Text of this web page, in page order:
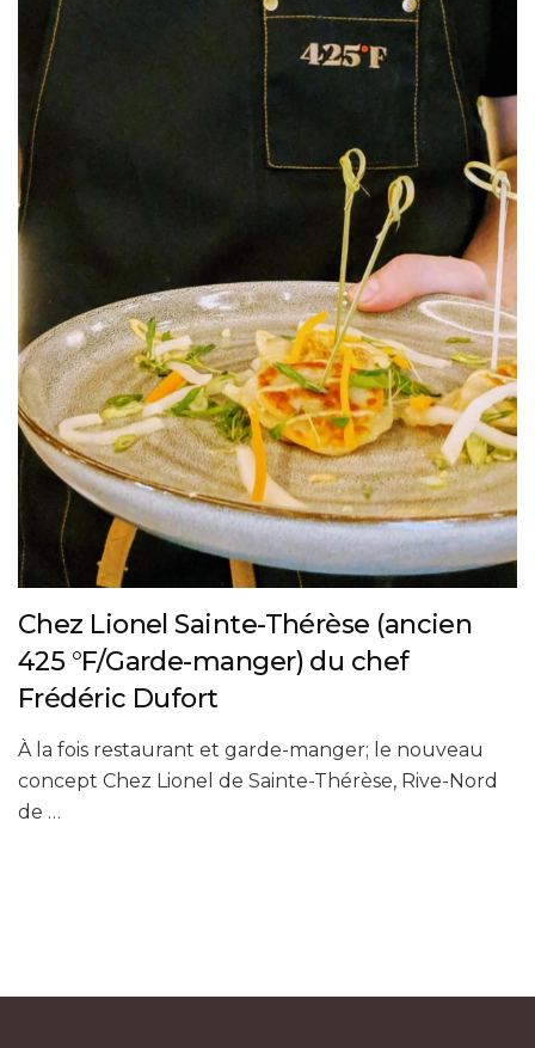
Chez Lionel Sainte-Thérèse (ancien
425 °F/Garde-manger) du chef
Frédéric Dufort
À la fois restaurant et garde-manger; le nouveau
concept Chez Lionel de Sainte-Thérèse, Rive-Nord
de …